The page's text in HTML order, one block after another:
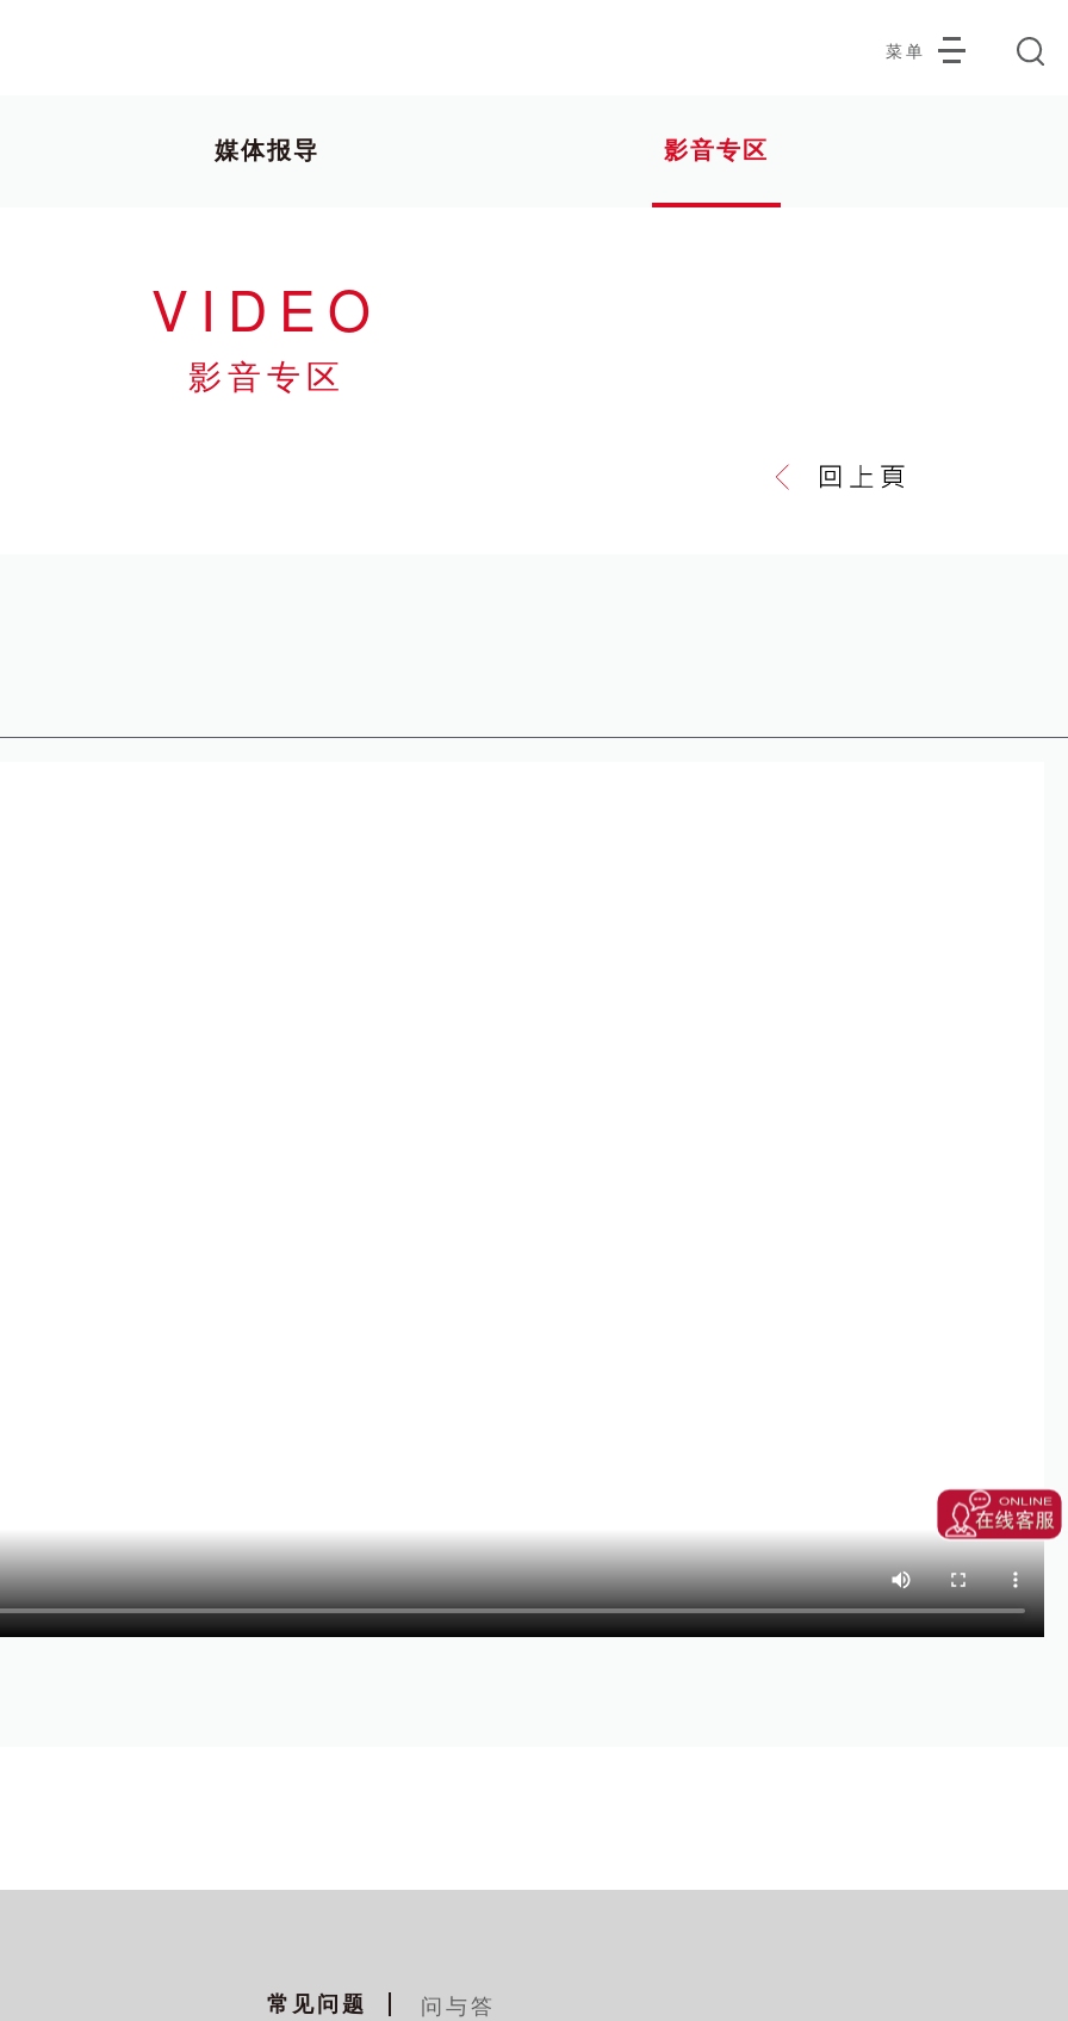
菜单
媒体报导 影音专区
VIDEO
影音专区
常见问题 问与答